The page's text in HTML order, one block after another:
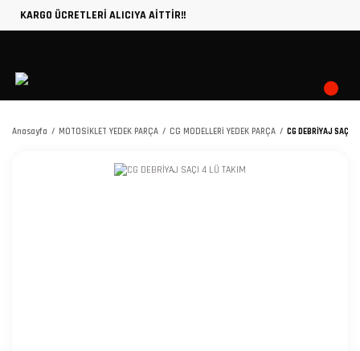
KARGO ÜCRETLERİ ALICIYA AİTTİR!!
Anasayfa MOTOSİKLET YEDEK PARÇA CG MODELLERİ YEDEK PARÇA CG DEBRİYAJ SAÇI